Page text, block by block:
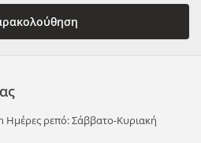
Ημέρες ρεπό: Σάββατο-Κυριακή